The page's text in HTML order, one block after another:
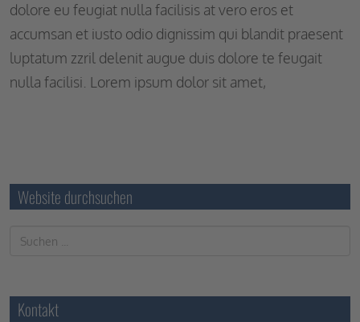
dolore eu feugiat nulla facilisis at vero eros et
accumsan et iusto odio dignissim qui blandit praesent
luptatum zzril delenit augue duis dolore te feugait
nulla facilisi. Lorem ipsum dolor sit amet,
Website durchsuchen
Kontakt